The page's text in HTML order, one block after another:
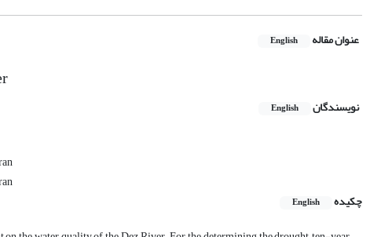
عنوان مقاله English
نویسندگان English
چکیده
English